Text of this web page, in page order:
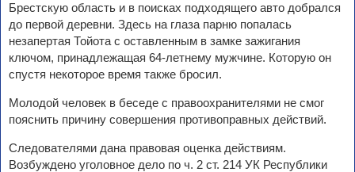
Брестскую область и в поисках подходящего авто добрался
до первой деревни. Здесь на глаза парню попалась
незапертая Тойота с оставленным в замке зажигания
ключом, принадлежащая 64-летнему мужчине. Которую он
спустя некоторое время также бросил.
Молодой человек в беседе с правоохранителями не смог
пояснить причину совершения противоправных действий.
Следователями дана правовая оценка действиям.
Возбуждено уголовное дело по ч. 2 ст. 214 УК Республики